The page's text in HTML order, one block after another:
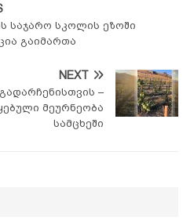
საჯარო სკოლის ეზოში
გაიმართა
NEXT
–
მეურნეობა
სამცხეში